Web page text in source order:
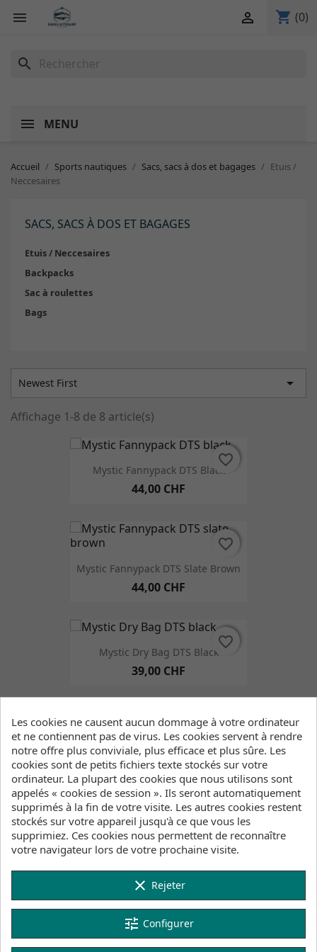
 shopping_cart (0)

search
MENU
Accueil Sports nautiques Sacs, sacs à dos et bagages
Etuis /
Neccesaires
SACS, SACS À DOS ET BAGAGES
Etuis / Neccesaires
Backpacks
Sac à roulettes
Bags
Newest First 
Affichage 1-8 de 8 article(s)
Mystic Fannypack DTS Black
44,00 CHF
favorite_border
favorite_border
Mystic Fannypack DTS Slate Brown
44,00 CHF
favorite_border
favorite_border
Mystic Dry Bag DTS Black
39,00 CHF
favorite_border
favorite_border
Mystic Dry Bag DTS Slate Brown
39,00 CHF
favorite_border
favorite_border
Mystic Dry Pocket DTS Fidlock
38,00 CHF
favorite_border
favorite_border
Mystic Cable Sleeve
favorite_border
favorite_border
Les cookies ne causent aucun dommage à votre ordinateur
et ne contiennent pas de virus. Les cookies servent à rendre
notre offre plus conviviale, plus efficace et plus sûre. Les
cookies sont de petits fichiers texte stockés sur votre
ordinateur. La plupart des cookies que nous utilisons sont
appelés « cookies de session ». Ils seront automatiquement
supprimés à la fin de votre visite. Les autres cookies restent
stockés sur votre appareil jusqu'à ce que vous les
supprimiez. Ces cookies nous permettent de reconnaître
votre navigateur lors de votre prochaine visite.
clear Rejeter
tune Configurer
FILTRER